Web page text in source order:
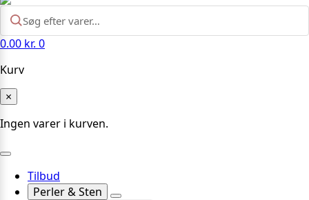
0.00 kr. 0
Kurv
×
Ingen varer i kurven.
Tilbud
Perler & Sten